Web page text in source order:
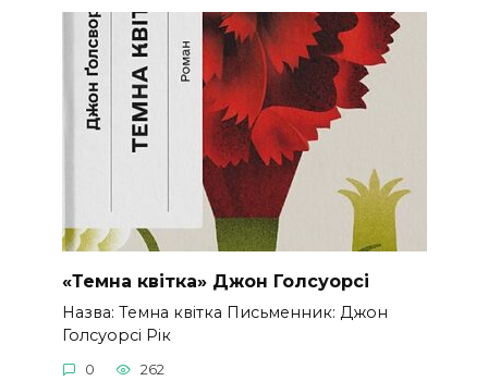
«Темна квітка» Джон Голсуорсі
Назва: Темна квітка Письменник: Джон
Голсуорсі Рік
0 262